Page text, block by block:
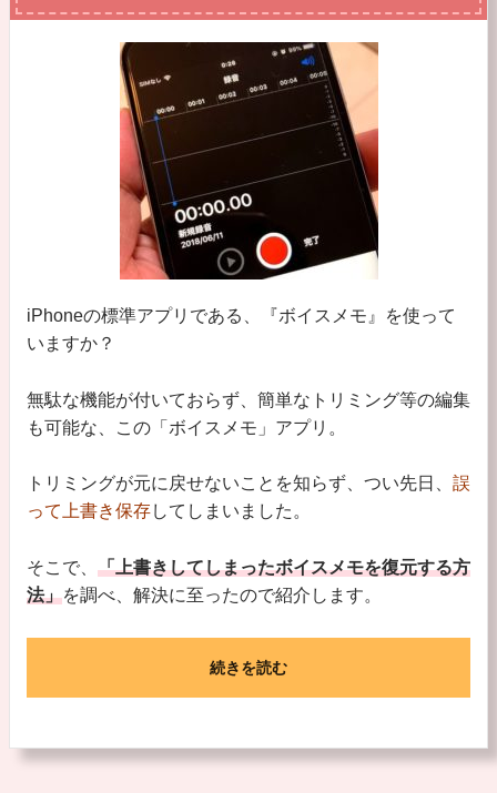
iPhoneの標準アプリである、『ボイスメモ』を使って
いますか？
無駄な機能が付いておらず、簡単なトリミング等の編集
も可能な、この「ボイスメモ」アプリ。
トリミングが元に戻せないことを知らず、つい先日、 誤
って上書き保存してしまいました。
そこで、 「上書きしてしまったボイスメモを復元する方
法」を調べ、解決に至ったので紹介します。
続きを読む